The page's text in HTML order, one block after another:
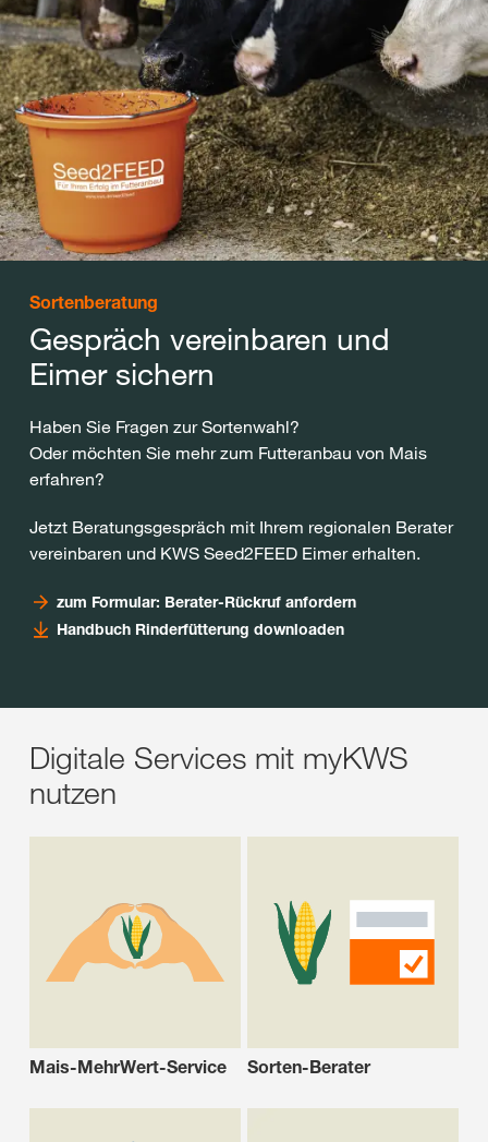
Sortenberatung
Gespräch vereinbaren und
Eimer sichern
Haben Sie Fragen zur Sortenwahl?
Oder möchten Sie mehr zum Futteranbau von Mais
erfahren?
Jetzt Beratungsgespräch mit Ihrem regionalen Berater
vereinbaren und KWS Seed2FEED Eimer erhalten.
zum Formular: Berater-Rückruf anfordern
Handbuch Rinderfütterung downloaden
Digitale Services mit myKWS
nutzen
Mais-MehrWert-Service Sorten-Berater